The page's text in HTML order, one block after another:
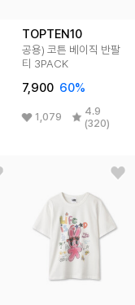
TOPTEN10
공용) 코튼 베이직 반팔
티 3PACK
7,900 60%
1,079
4.9
(320)